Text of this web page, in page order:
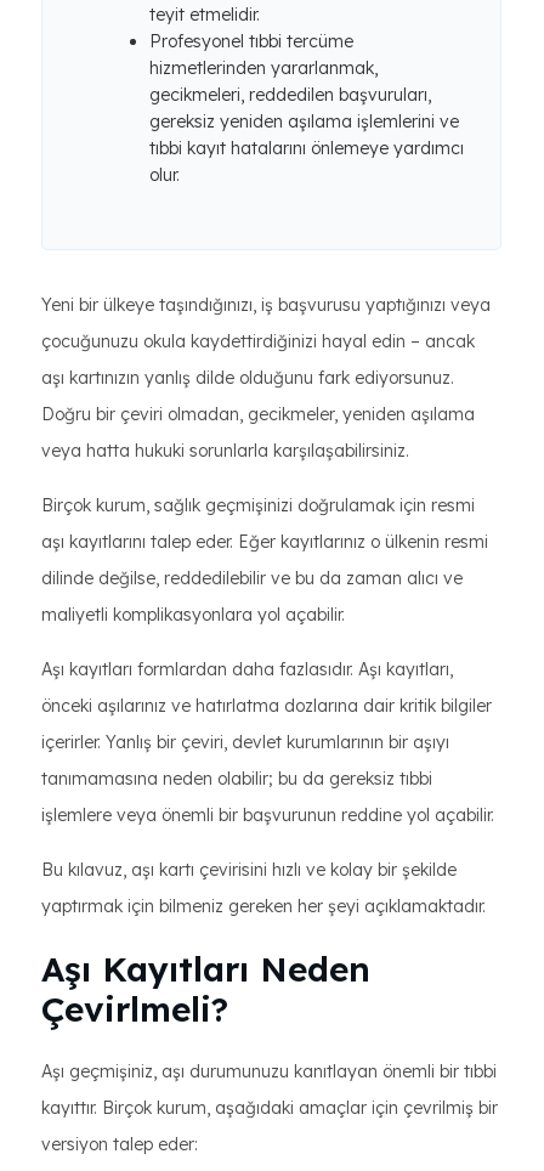
teyit etmelidir.
Profesyonel tıbbi tercüme
hizmetlerinden yararlanmak,
gecikmeleri, reddedilen başvuruları,
gereksiz yeniden aşılama işlemlerini ve
tıbbi kayıt hatalarını önlemeye yardımcı
olur.
Yeni bir ülkeye taşındığınızı, iş başvurusu yaptığınızı veya
çocuğunuzu okula kaydettirdiğinizi hayal edin – ancak
aşı kartınızın yanlış dilde olduğunu fark ediyorsunuz.
Doğru bir çeviri olmadan, gecikmeler, yeniden aşılama
veya hatta hukuki sorunlarla karşılaşabilirsiniz.
Birçok kurum, sağlık geçmişinizi doğrulamak için resmi
aşı kayıtlarını talep eder. Eğer kayıtlarınız o ülkenin resmi
dilinde değilse, reddedilebilir ve bu da zaman alıcı ve
maliyetli komplikasyonlara yol açabilir.
Aşı kayıtları formlardan daha fazlasıdır. Aşı kayıtları,
önceki aşılarınız ve hatırlatma dozlarına dair kritik bilgiler
içerirler. Yanlış bir çeviri, devlet kurumlarının bir aşıyı
tanımamasına neden olabilir; bu da gereksiz tıbbi
işlemlere veya önemli bir başvurunun reddine yol açabilir.
Bu kılavuz, aşı kartı çevirisini hızlı ve kolay bir şekilde
yaptırmak için bilmeniz gereken her şeyi açıklamaktadır.
Aşı Kayıtları Neden
Çevirlmeli?
Aşı geçmişiniz, aşı durumunuzu kanıtlayan önemli bir tıbbi
kayıttır. Birçok kurum, aşağıdaki amaçlar için çevrilmiş bir
versiyon talep eder: